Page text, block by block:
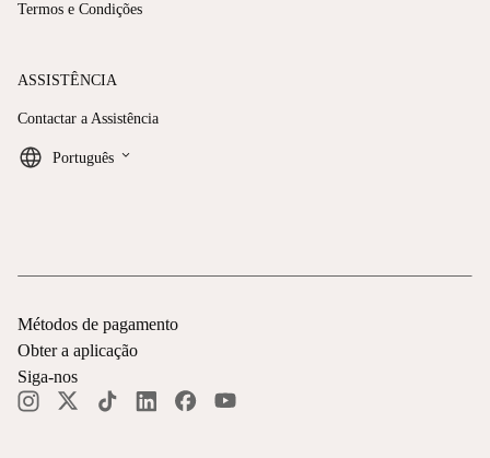
Termos e Condições
ASSISTÊNCIA
Contactar a Assistência
Português keyboard_arrow_down
Métodos de pagamento
Obter a aplicação
Siga-nos